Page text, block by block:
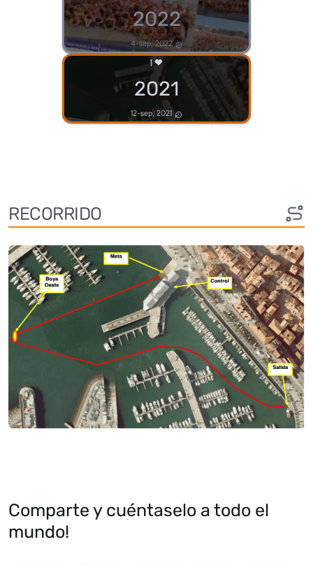
2022
4-sep, 2022
1
2021
12-sep, 2021
RECORRIDO
Comparte y cuéntaselo a todo el
mundo!